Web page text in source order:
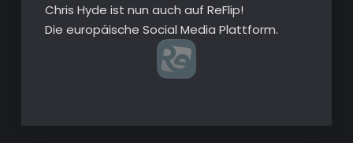
Chris Hyde ist nun auch auf ReFlip!
Die europäische Social Media Plattform.